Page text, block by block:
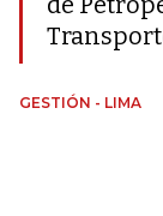
GESTIÓN - LIMA